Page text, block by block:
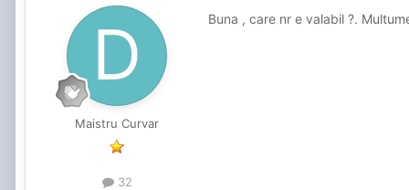
Maistru Curvar
32
Buna , care nr e valabil ?.